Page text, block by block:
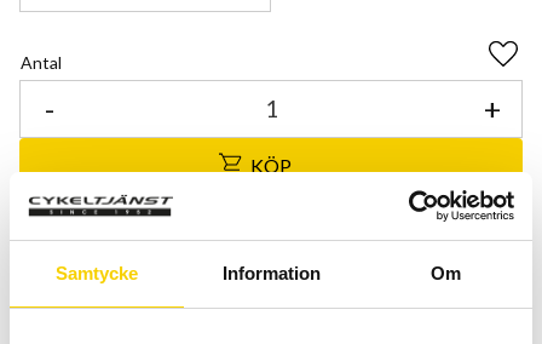
Samtycke Information Om
Antal
+
-
KÖP
Kunnig personal och hög kundnöjdhet